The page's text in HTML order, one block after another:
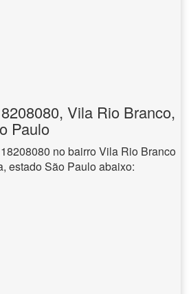
Vila Rio Branco,
Paulo
no bairro Vila Rio Branco
estado São Paulo abaixo: